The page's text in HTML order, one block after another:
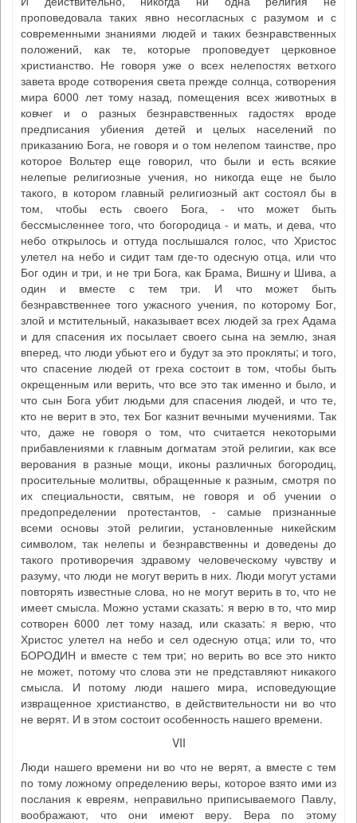
проповедовала таких явно несогласных с разумом и с
современными знаниями людей и таких безнравственных
положений, как те, которые проповедует церковное
христианство. Не говоря уже о всех нелепостях ветхого
завета вроде сотворения света прежде солнца, сотворения
мира 6000 лет тому назад, помещения всех животных в
ковчег и о разных безнравственных гадостях вроде
предписания убиения детей и целых населений по
приказанию Бога, не говоря и о том нелепом таинстве, про
которое Вольтер еще говорил, что были и есть всякие
нелепые религиозные учения, но никогда еще не было
такого, в котором главный религиозный акт состоял бы в
том, чтобы есть своего Бога, - что может быть
бессмысленнее того, что богородица - и мать, и дева, что
небо открылось и оттуда послышался голос, что Христос
улетел на небо и сидит там где-то одесную отца, или что
Бог один и три, и не три Бога, как Брама, Вишну и Шива, а
один и вместе с тем три. И что может быть
безнравственнее того ужасного учения, по которому Бог,
злой и мстительный, наказывает всех людей за грех Адама
и для спасения их посылает своего сына на землю, зная
вперед, что люди убьют его и будут за это прокляты; и того,
что спасение людей от греха состоит в том, чтобы быть
окрещенным или верить, что все это так именно и было, и
что сын Бога убит людьми для спасения людей, и что те,
кто не верит в это, тех Бог казнит вечными мучениями. Так
что, даже не говоря о том, что считается некоторыми
прибавлениями к главным догматам этой религии, как все
верования в разные мощи, иконы различных богородиц,
просительные молитвы, обращенные к разным, смотря по
их специальности, святым, не говоря и об учении о
предопределении протестантов, - самые признанные
всеми основы этой религии, установленные никейским
символом, так нелепы и безнравственны и доведены до
такого противоречия здравому человеческому чувству и
разуму, что люди не могут верить в них. Люди могут устами
повторять известные слова, но не могут верить в то, что не
имеет смысла. Можно устами сказать: я верю в то, что мир
сотворен 6000 лет тому назад, или сказать: я верю, что
Христос улетел на небо и сел одесную отца; или то, что
БОРОДИН и вместе с тем три; но верить во все это никто
не может, потому что слова эти не представляют никакого
смысла. И потому люди нашего мира, исповедующие
извращенное христианство, в действительности ни во что
не верят. И в этом состоит особенность нашего времени.
VII
Люди нашего времени ни во что не верят, а вместе с тем
по тому ложному определению веры, которое взято ими из
послания к евреям, неправильно приписываемого Павлу,
воображают, что они имеют веру. Вера по этому